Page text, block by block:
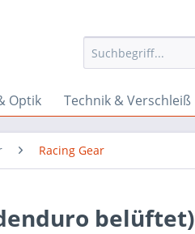
Optik Technik & Verschleiß
Racing Gear
belüftet)